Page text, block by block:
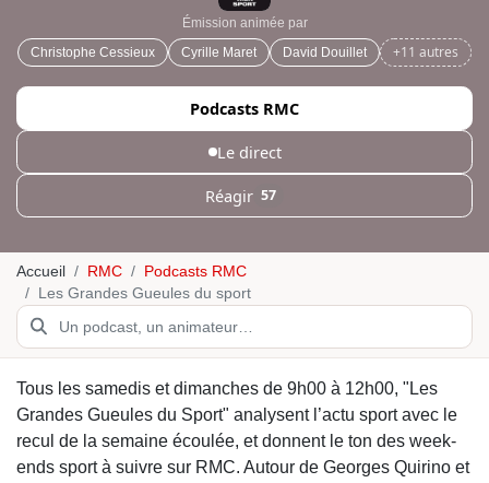
Émission animée par
Christophe Cessieux
Cyrille Maret David Douillet +11 autres
Podcasts RMC
Le direct
Réagir 57
Accueil RMC
Podcasts RMC
Les Grandes Gueules du sport
Tous les samedis et dimanches de 9h00 à 12h00, "Les
Grandes Gueules du Sport" analysent l’actu sport avec le
recul de la semaine écoulée, et donnent le ton des week-
ends sport à suivre sur RMC. Autour de Georges Quirino et